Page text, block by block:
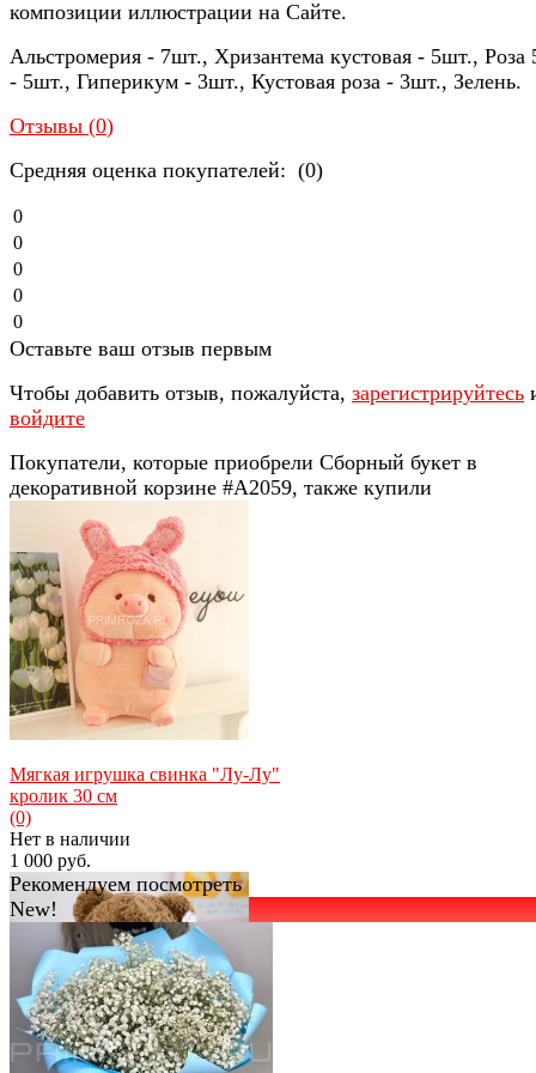
композиции иллюстрации на Сайте.
Альстромерия - 7шт., Хризантема кустовая - 5шт., Роза
- 5шт., Гиперикум - 3шт., Кустовая роза - 3шт., Зелень.
Отзывы (0)
Средняя оценка покупателей: (0)
0
0
0
0
0
Оставьте ваш отзыв первым
Чтобы добавить отзыв, пожалуйста, зарегистрируйтесь
войдите
Покупатели, которые приобрели Сборный букет в
декоративной корзине #A2059, также купили
избранное сравнить
Мягкая игрушка свинка "Лу-Лу"
кролик 30 см
(0)
Нет в наличии
1 000 руб.
Рекомендуем посмотреть
New!